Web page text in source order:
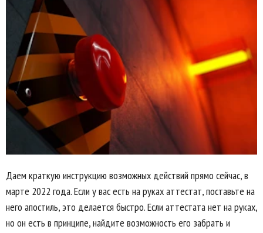
Даем краткую инструкцию возможных действий прямо сейчас, в
марте 2022 года. Если у вас есть на руках аттестат, поставьте на
него апостиль, это делается быстро. Если аттестата нет на руках,
но он есть в принципе, найдите возможность его забрать и